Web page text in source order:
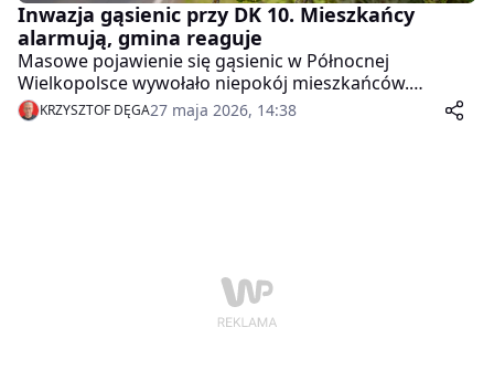
Inwazja gąsienic przy DK 10. Mieszkańcy
alarmują, gmina reaguje
Masowe pojawienie się gąsienic w Północnej
Wielkopolsce wywołało niepokój mieszkańców.
Problem dotyczy drzew rosnących przy drodze
krajowej nr 10 na odcinku Nieżychowo – Kosztowo.
KRZYSZTOF DĘGA27 maja 2026, 14:38